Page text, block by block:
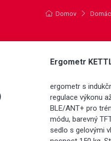
Domov
Ergometr
ergometr s
regulace výkonu
BLE/ANT+ pro
módu, barevný
sedlo s gelovými